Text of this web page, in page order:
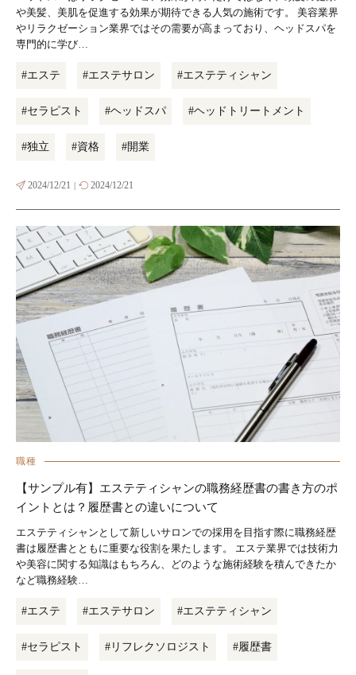
や美髪、美肌を促進する効果が期待できる人気の施術です。 美容業界
やリラクゼーション業界ではその需要が高まっており、ヘッドスパを
専門的に学び…
#エステ #エステサロン #エステティシャン
#セラピスト #ヘッドスパ #ヘッドトリートメント
#独立 #資格 #開業
2024/12/21 | 2024/12/21
職種
【サンプル有】エステティシャンの職務経歴書の書き方のポ
イントとは？履歴書との違いについて
エステティシャンとして新しいサロンでの採用を目指す際に職務経歴
書は履歴書とともに重要な役割を果たします。 エステ業界では技術力
や美容に関する知識はもちろん、どのような施術経験を積んできたか
など職務経験…
#エステ #エステサロン #エステティシャン
#セラピスト #リフレクソロジスト #履歴書